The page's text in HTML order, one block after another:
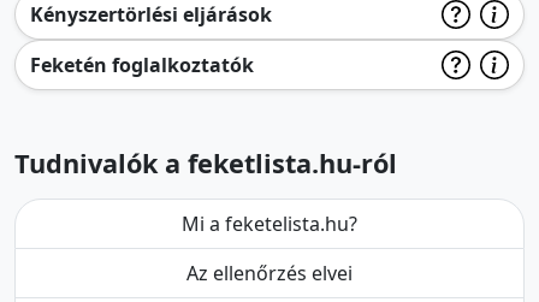
Kényszertörlési eljárások
Feketén foglalkoztatók
Tudnivalók a feketlista.hu-ról
Mi a feketelista.hu?
Az ellenőrzés elvei